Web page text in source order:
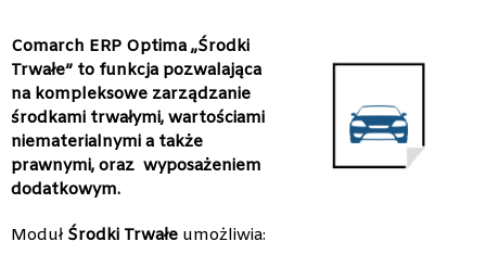
Comarch ERP Optima „Środki
Trwałe” to funkcja pozwalająca
na kompleksowe zarządzanie
środkami trwałymi, wartościami
niematerialnymi a także
prawnymi, oraz wyposażeniem
dodatkowym.
Moduł Środki Trwałe umożliwia: